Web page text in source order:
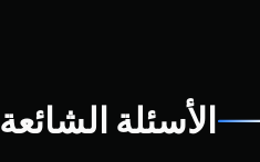
الأسئلة الشائعة